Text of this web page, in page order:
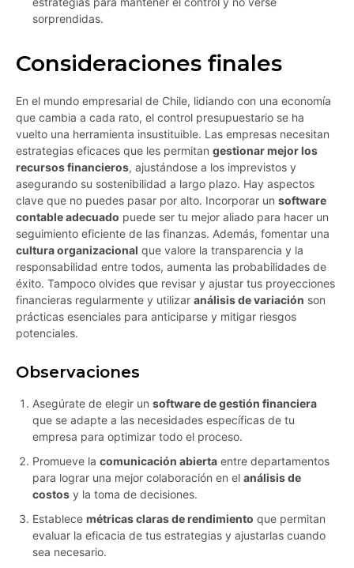
sorprendidas.
Consideraciones finales
En el mundo empresarial de Chile, lidiando con una economía
que cambia a cada rato, el control presupuestario se ha
vuelto una herramienta insustituible. Las empresas necesitan
estrategias eficaces que les permitan gestionar mejor los
recursos financieros, ajustándose a los imprevistos y
asegurando su sostenibilidad a largo plazo. Hay aspectos
clave que no puedes pasar por alto. Incorporar un software
contable adecuado puede ser tu mejor aliado para hacer un
seguimiento eficiente de las finanzas. Además, fomentar una
cultura organizacional que valore la transparencia y la
responsabilidad entre todos, aumenta las probabilidades de
éxito. Tampoco olvides que revisar y ajustar tus proyecciones
financieras regularmente y utilizar análisis de variación son
prácticas esenciales para anticiparse y mitigar riesgos
potenciales.
Observaciones
Asegúrate de elegir un software de gestión financiera
que se adapte a las necesidades específicas de tu
empresa para optimizar todo el proceso.
Promueve la comunicación abierta entre departamentos
para lograr una mejor colaboración en el análisis de
costos y la toma de decisiones.
Establece métricas claras de rendimiento que permitan
evaluar la eficacia de tus estrategias y ajustarlas cuando
sea necesario.